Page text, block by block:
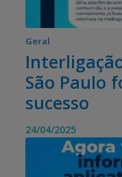
Geral
São Paulo
sucesso
24/04/2025